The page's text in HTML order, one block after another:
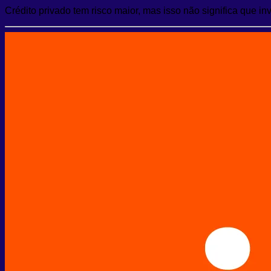
Crédito privado tem risco maior, mas isso não significa que